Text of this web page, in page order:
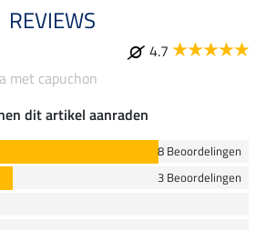
REVIEWS
4.7
met capuchon
dit artikel aanraden
8 Beoordelingen
3 Beoordelingen